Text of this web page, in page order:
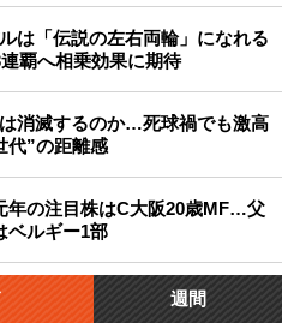
は「伝説の左右両輪」になれる
覇へ相乗効果に期待
消滅するのか…死球禍でも激高
代”の距離感
年の注目株はC大阪20歳MF…父
ベルギー1部
週間